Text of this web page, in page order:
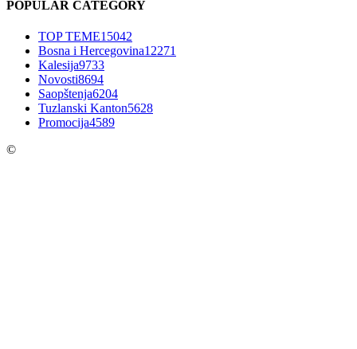
POPULAR CATEGORY
TOP TEME15042
Bosna i Hercegovina12271
Kalesija9733
Novosti8694
Saopštenja6204
Tuzlanski Kanton5628
Promocija4589
©